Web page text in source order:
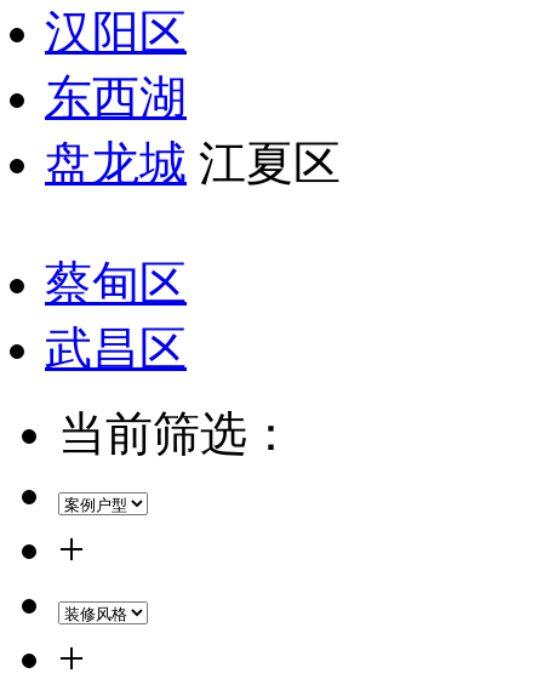
汉阳区
东西湖
盘龙城 江夏区
蔡甸区
武昌区
当前筛选：
+
+